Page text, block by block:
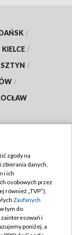
/
KIELCE /
/
/
zgody na
danych,
i ich
osobowych przez
również „TVP”),
Zaufanych
tym do
i
poniżej, a